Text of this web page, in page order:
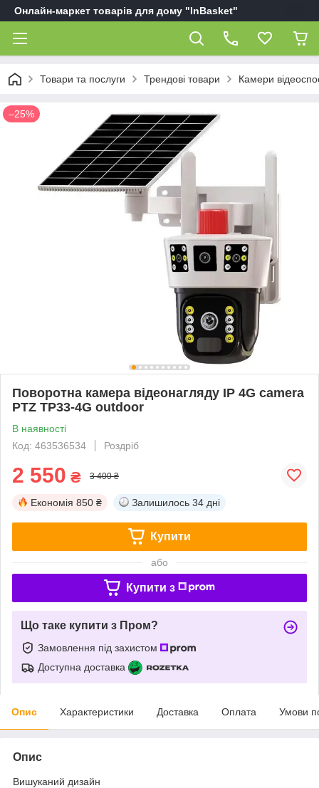
Онлайн-маркет товарів для дому "InBasket"
Товари та послуги Трендові товари Камери
–25%
Поворотна камера відеонагляду IP 4G camera
PTZ TP33-4G outdoor
В наявності
Код: 463536534
Роздріб
2 550 ₴ 3 400 ₴
Економія 850 ₴ Залишилось 34 дні
Купити
або
Купити з
Що таке купити з Пром?
Замовлення під захистом
Доступна доставка
Опис Характеристики Доставка Оплата Умови
Опис
Вишуканий дизайн